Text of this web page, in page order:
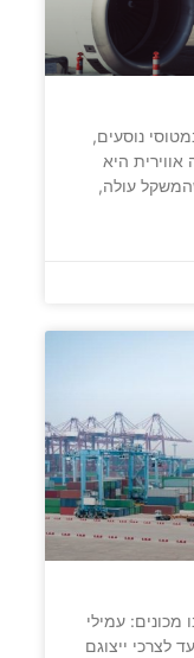
נוסעים,
היא
עולה,
עמילי
לצרכי ייצוגם